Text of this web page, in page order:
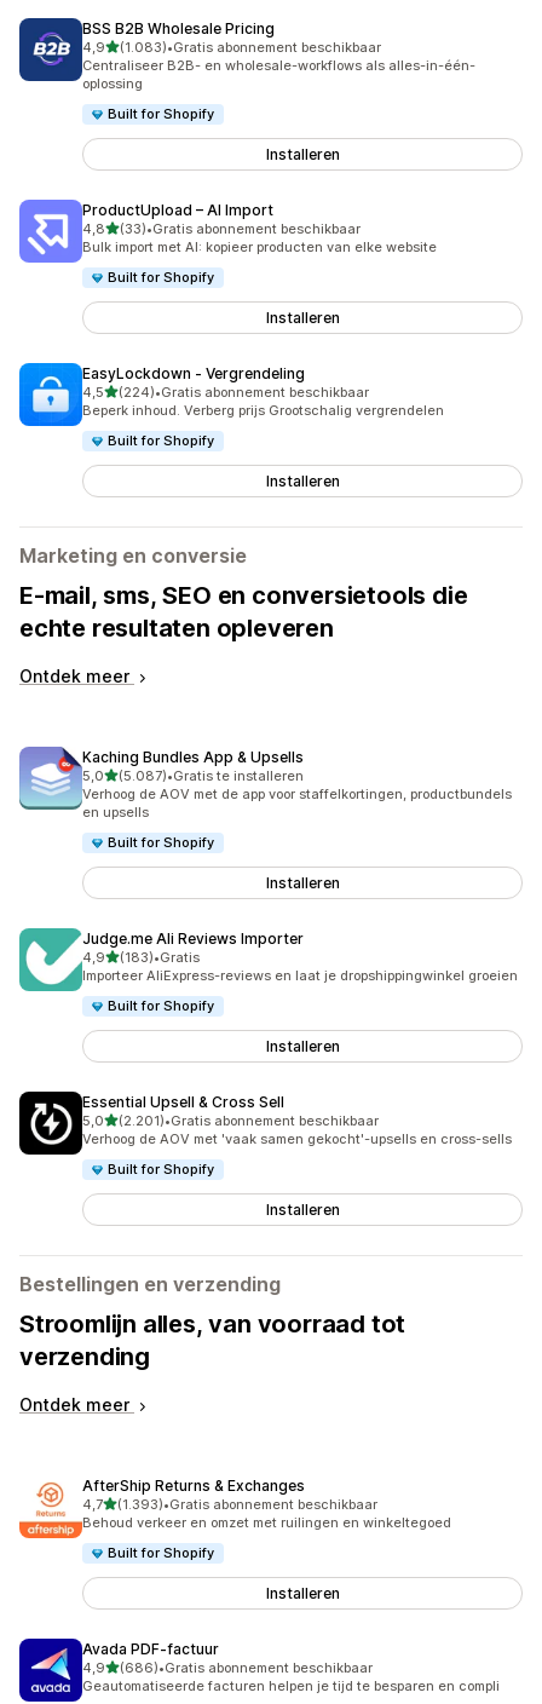
BSS B2B Wholesale Pricing
4,9van 5 sterren
(1.083)
1083 recensies in totaal
•Gratis abonnement beschikbaar
Centraliseer B2B- en wholesale-workflows als alles-in-één-
oplossing
Built for Shopify
Installeren
ProductUpload – AI Import
4,8van 5 sterren
(33)
33 recensies in totaal
•Gratis abonnement beschikbaar
Bulk import met AI: kopieer producten van elke website
Built for Shopify
Installeren
EasyLockdown ‑ Vergrendeling
4,5van 5 sterren
(224)
224 recensies in totaal
•Gratis abonnement beschikbaar
Beperk inhoud. Verberg prijs Grootschalig vergrendelen
Built for Shopify
Installeren
Marketing en conversie
E-mail, sms, SEO en conversietools die
echte resultaten opleveren
Ontdek meer
Kaching Bundles App & Upsells
5,0van 5 sterren
(5.087)
5087 recensies in totaal
•Gratis te installeren
Verhoog de AOV met de app voor staffelkortingen, productbundels
en upsells
Built for Shopify
Installeren
Judge.me Ali Reviews Importer
4,9van 5 sterren
(183)
183 recensies in totaal
•Gratis
Importeer AliExpress-reviews en laat je dropshippingwinkel groeien
Built for Shopify
Installeren
Essential Upsell & Cross Sell
5,0van 5 sterren
(2.201)
2201 recensies in totaal
•Gratis abonnement beschikbaar
Verhoog de AOV met 'vaak samen gekocht'-upsells en cross-sells
Built for Shopify
Installeren
Bestellingen en verzending
Stroomlijn alles, van voorraad tot
verzending
Ontdek meer
AfterShip Returns & Exchanges
4,7van 5 sterren
(1.393)
1393 recensies in totaal
•Gratis abonnement beschikbaar
Behoud verkeer en omzet met ruilingen en winkeltegoed
Built for Shopify
Installeren
Avada PDF‑factuur
4,9van 5 sterren
(686)
686 recensies in totaal
•Gratis abonnement beschikbaar
Geautomatiseerde facturen helpen je tijd te besparen en compli